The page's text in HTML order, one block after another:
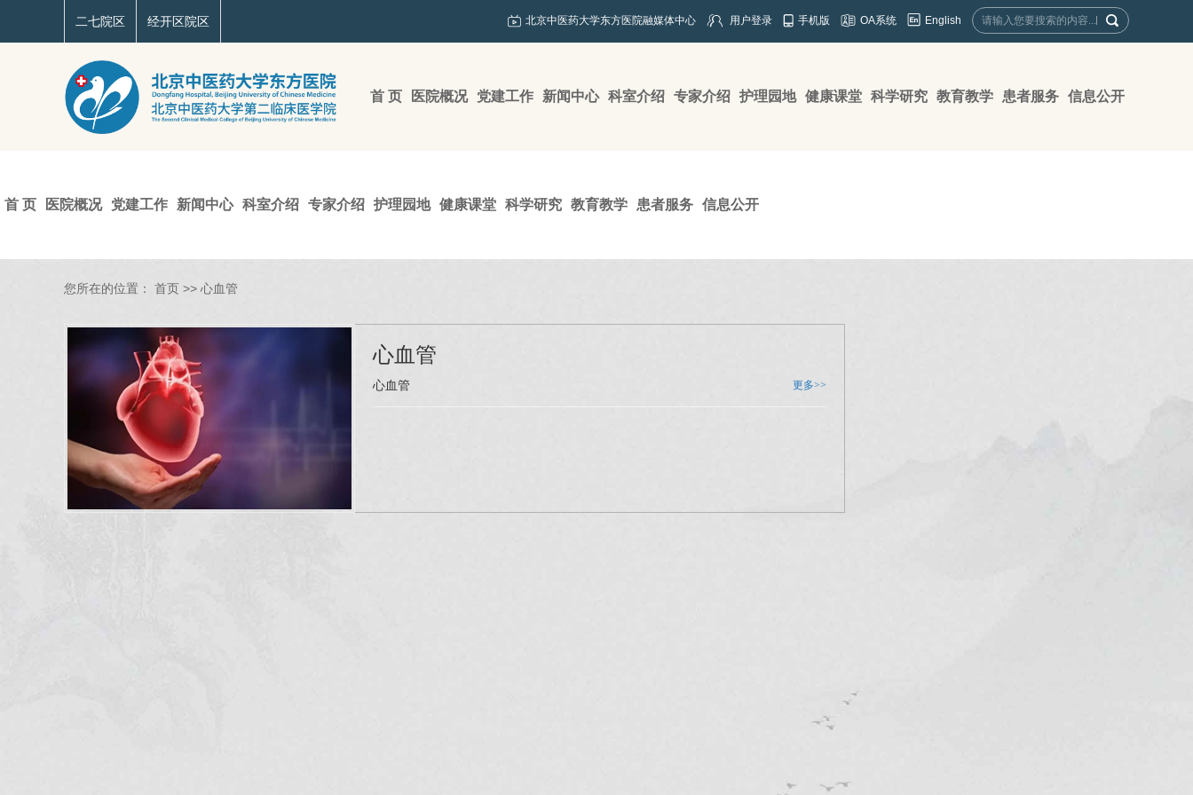
二七院区 经开区院区 北京中医药大学东方医院融媒体中心 用户登录 手机版 OA系统 English
首 页 医院概况 党建工作 新闻中心 科室介绍 专家介绍 护理园地 健康课堂 科学研究 教育教学 患者服务 信息公开
首 页 医院概况 党建工作 新闻中心 科室介绍 专家介绍 护理园地 健康课堂 科学研究 教育教学 患者服务 信息公开
您所在的位置： 首页 >> 心血管
心血管
心血管 更多>>